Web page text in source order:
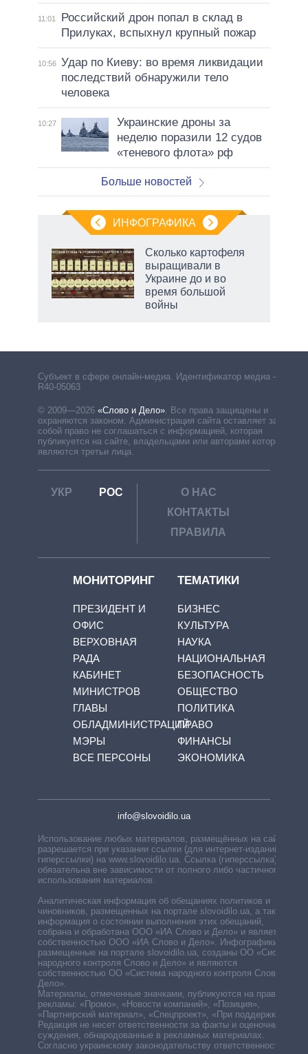
11:01
Российский дрон попал в склад в
Прилуках, вспыхнул крупный пожар
10:56 Удар по Киеву: во время ликвидации
последствий обнаружили тело
человека
10:27
Украинские дроны за
неделю поразили 12 судов
«теневого флота» рф
Больше новостей
ИНФОГРАФИКА
Сколько картофеля
выращивали в
Украине до и во
время большой
войны
Субъект в сфере онлайн-медиа. Идентификатор медиа –
R40-05063
© 2009—2026 «Слово и Дело». Все права защищены и
охраняются законом. Администрация сайта оставляет за
собой право не соглашаться с информацией, которая
публикуется на сайте, владельцами или авторами которой
являются третьи лица.
УКР РОС
О НАС
КОНТАКТЫ
ПРАВИЛА
МОНИТОРИНГ
ПРЕЗИДЕНТ И
ОФИС
ВЕРХОВНАЯ
РАДА
КАБИНЕТ
МИНИСТРОВ
ГЛАВЫ
ОБЛАДМИНИСТРАЦИЙ
МЭРЫ
ВСЕ ПЕРСОНЫ
ТЕМАТИКИ
БИЗНЕС
КУЛЬТУРА
НАУКА
НАЦИОНАЛЬНАЯ
БЕЗОПАСНОСТЬ
ОБЩЕСТВО
ПОЛИТИКА
ПРАВО
ФИНАНСЫ
ЭКОНОМИКА
info@slovoidilo.ua
Использование любых материалов, размещённых на сайте,
разрешается при указании ссылки (для интернет-изданий —
гиперссылки) на www.slovoidilo.ua. Ссылка (гиперссылка)
обязательна вне зависимости от полного либо частичного
использования материалов.
Аналитическая информация об обещаниях политиков и
чиновников, размещенных на портале slovoidilo.ua, а также
информация о состоянии выполнения этих обещаний,
собрана и обработана ООО «ИА Слово и Дело» и является
собственностью ООО «ИА Слово и Дело». Инфографики,
размещенные на портале slovoidilo.ua, созданы ОО «Система
народного контроля Слово и Дело» и являются
собственностью ОО «Система народного контроля Слово и
Дело».
Материалы, отмеченные значками, публикуются на правах
рекламы: «Промо», «Новости компаний», «Позиция»,
«Партнерский материал», «Спецпроект», «При поддержке».
Редакция не несет ответственности за факты и оценочные
суждения, обнародованные в рекламных материалах.
Согласно украинскому законодательству ответственность за